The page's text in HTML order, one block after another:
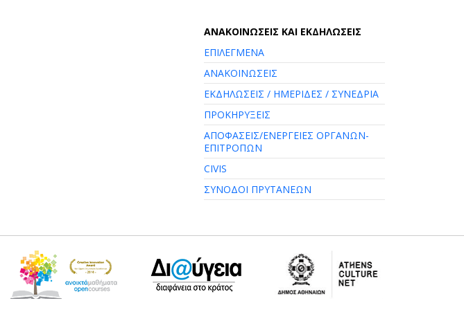
AΝΑΚΟΙΝΩΣΕΙΣ ΚΑΙ ΕΚΔΗΛΩΣΕΙΣ
ΕΠΙΛΕΓΜΕΝΑ
ΑΝΑΚΟΙΝΩΣΕΙΣ
ΕΚΔΗΛΩΣΕΙΣ / ΗΜΕΡΙΔΕΣ / ΣΥΝΕΔΡΙΑ
ΠΡΟΚΗΡΥΞΕΙΣ
ΑΠΟΦΑΣΕΙΣ/ΕΝΕΡΓΕΙΕΣ ΟΡΓΑΝΩΝ-
ΕΠΙΤΡΟΠΩΝ
CIVIS
ΣΥΝΟΔΟΙ ΠΡΥΤΑΝΕΩΝ